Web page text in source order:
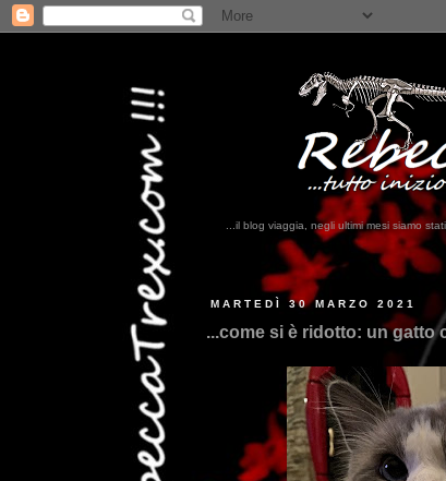
...il blog viaggia, negli ultimi mesi siamo
MARTEDÌ 30 MARZO 2021
...come si è ridotto: un gatto